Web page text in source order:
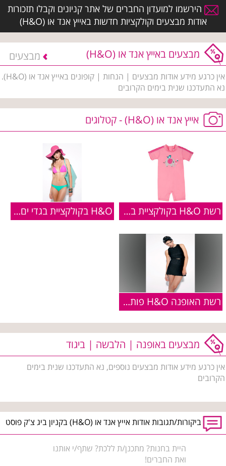
הירשמו למועדון החברים של אתר קניונים וקבלו תזכורות
אודות מבצעים וקולקציות חדשות באייץ אנד או (H&O)
מבצעים באייץ אנד או (H&O) מבצעים
אין כרגע מידע אודות מבצעים | הנחות | קופונים באייץ אנד או (H&O).
נא התעדכנו שנית בימים הקרובים
אייץ אנד או (H&O) - קטלוגים
רשת H&O בקולקציית בגדי ים לילדים חדשה H&O בקולקציית בגדי ים לקיץ 2013
רשת האופנה H&O פותחת את העונה החמה
מבצעים באופנה | הלבשה | ביגוד
אין כרגע מידע אודות מבצעים נוספים, נא התעדכנו שנית בימים
הקרובים
ביקורות/תגובות אודות אייץ אנד או (H&O) בקניון ביג צ'ק פוסט
היית בחנות? מתכנן/ת ללכת? שתף/י אותנו
ואת החברים!